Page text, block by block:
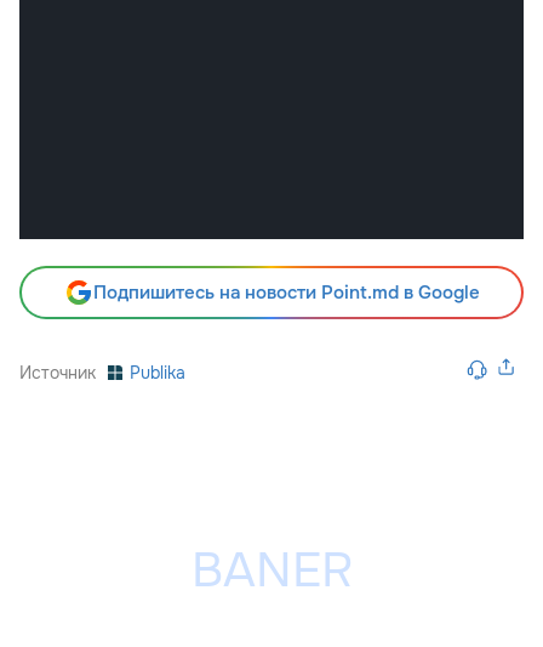
Подпишитесь на новости Point.md в Google
Источник Publika